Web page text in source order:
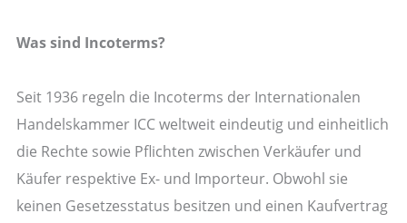
Was sind Incoterms?
Seit 1936 regeln die Incoterms der Internationalen
Handelskammer ICC weltweit eindeutig und einheitlich
die Rechte sowie Pflichten zwischen Verkäufer und
Käufer respektive Ex- und Importeur. Obwohl sie
keinen Gesetzesstatus besitzen und einen Kaufvertrag